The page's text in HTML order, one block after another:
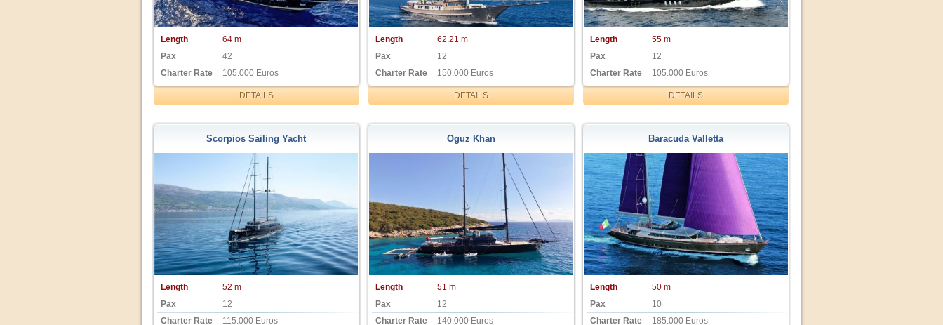
Length
64 m
Pax
42
Charter Rate
105.000 Euros
DETAILS
Length
62.21 m
Pax
12
Charter Rate
150.000 Euros
DETAILS
Length
55 m
Pax
12
Charter Rate
105.000 Euros
DETAILS
Scorpios Sailing Yacht
Length
52 m
Pax
12
Charter Rate
115.000 Euros
Oguz Khan
Length
51 m
Pax
12
Charter Rate
140.000 Euros
Baracuda Valletta
Length
50 m
Pax
10
Charter Rate
185.000 Euros